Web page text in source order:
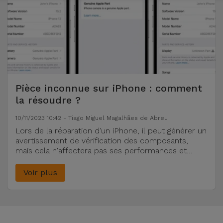
Pièce inconnue sur iPhone : comment
la résoudre ?
10/11/2023 10:42 - Tiago Miguel Magalhães de Abreu
Lors de la réparation d'un iPhone, il peut générer un
avertissement de vérification des composants,
mais cela n'affectera pas ses performances et
Voir plus